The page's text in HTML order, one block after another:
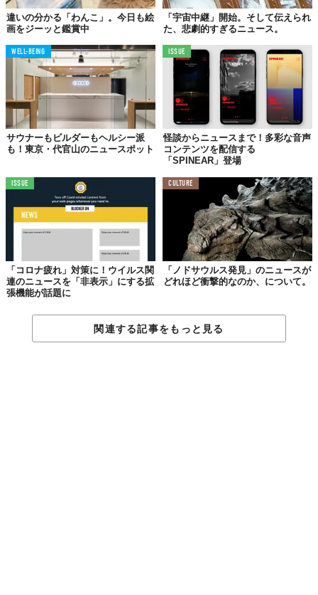
化や宗教が交錯するヴィリニュスはアーティストのインスピレー
ションを喚起する街。彼の今回の作品も創造性に溢れており、あ
れたオオカミはこの街のシンボルなのだとか。
Reference:
BoredPanda
Licensed material used with permission by
Vieta
TABI LABO
この世界は、もっと広いはずだ。
違いの分かる「わんこ」。今日も絵
画をジーッと鑑賞中
「宇宙中継」開始。そして伝えられ
た、悲劇的すぎるニュース。
WELL-BEING
サウナーもビルダーもヘルシー派
も！東京・代官山のニュースポット
ISSUE
怪談からニュースまで！多彩な音声
コンテンツを配信する
「SPINEAR」登場
ISSUE
「コロナ疲れ」対策に！ウイルス関
連のニュースを「非表示」にする拡
張機能が話題に
CULTURE
「ノドサウルス発見」のニュースが
どれほど衝撃的なのか、について。
関連する記事をもっと見る